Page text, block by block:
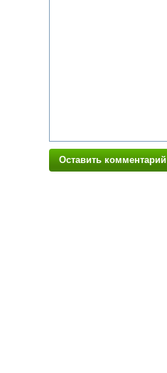
Оставить комментарий